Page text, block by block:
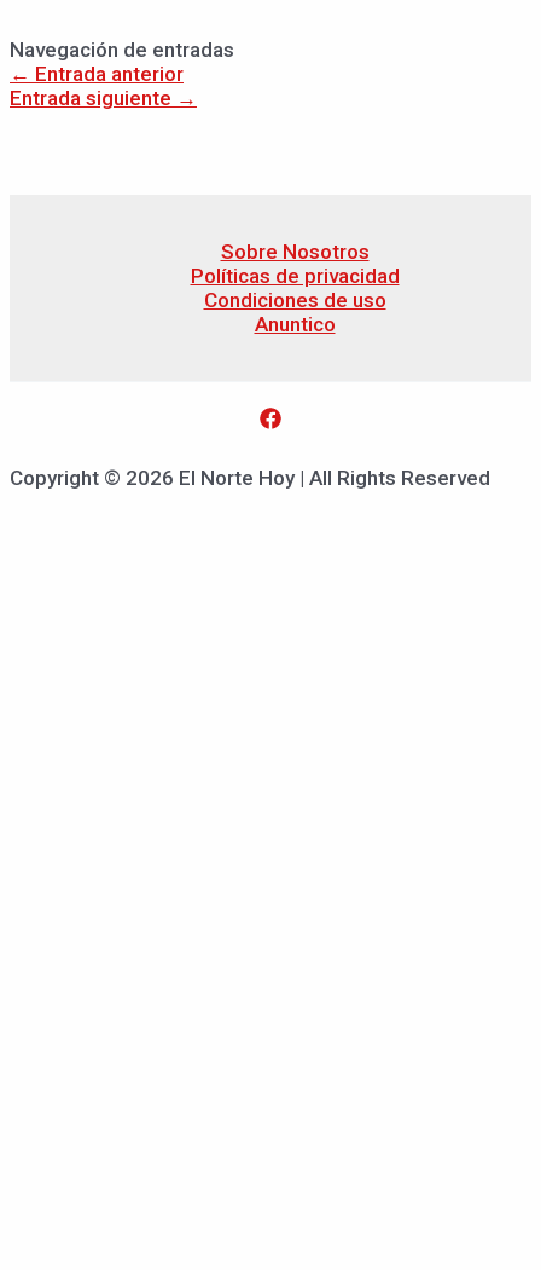
Navegación de entradas
← Entrada anterior
Entrada siguiente →
Sobre Nosotros
Políticas de privacidad
Condiciones de uso
Anuntico
Copyright © 2026 El Norte Hoy | All Rights Reserved